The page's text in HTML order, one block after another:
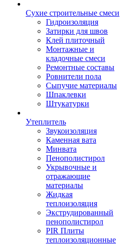
Сухие строительные смеси
Гидроизоляция
Затирки для швов
Клей плиточный
Монтажные и
кладочные смеси
Ремонтные составы
Ровнители пола
Сыпучие материалы
Шпаклевки
Штукатурки
Утеплитель
Звукоизоляция
Каменная вата
Минвата
Пенополистирол
Укрывочные и
отражающие
материалы
Жидкая
теплоизоляция
Экструдированный
пенополистирол
PIR Плиты
теплоизоляционные